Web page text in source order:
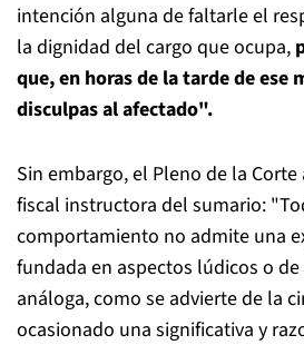
intención alguna de faltarle el
la dignidad del cargo que ocupa,
que, en horas de la tarde de ese
disculpas al afectado".
Sin embargo, el Pleno de la
fiscal instructora del sumario:
comportamiento no admite una
fundada en aspectos lúdicos o
análoga, como se advierte de la
ocasionado una significativa y